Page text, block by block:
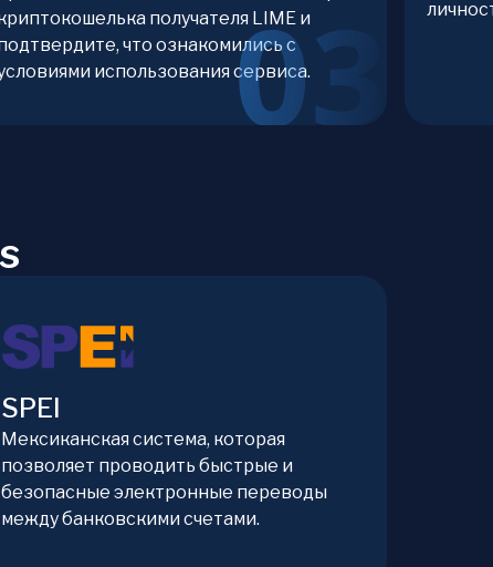
получателя LIME и
что ознакомились с
использования сервиса.
SPEI
Мексиканская система, которая
позволяет проводить быстрые и
безопасные электронные переводы
между банковскими счетами.